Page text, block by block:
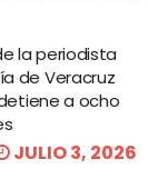
la periodista
de Veracruz
a ocho
JULIO 3, 2026